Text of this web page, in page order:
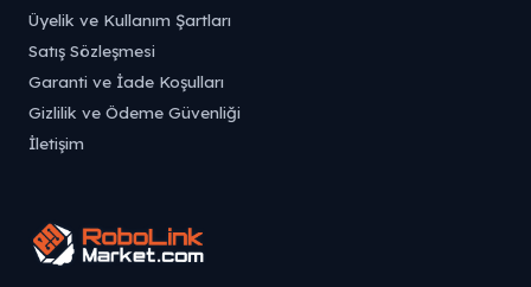
Üyelik ve Kullanım Şartları
Satış Sözleşmesi
Garanti ve İade Koşulları
Gizlilik ve Ödeme Güvenliği
İletişim